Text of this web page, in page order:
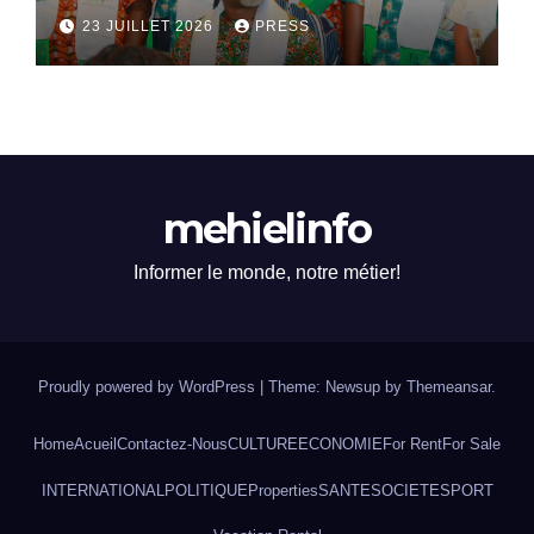
dialogue national
23 JUILLET 2026 PRESS
mehielinfo
Informer le monde, notre métier!
Proudly powered by WordPress | Theme: Newsup by Themeansar.
HomeAcueil Contactez-NousCULTURE ECONOMIE For RentFor Sale
INTERNATIONAL POLITIQUEPropertiesSANTESOCIETESPORT